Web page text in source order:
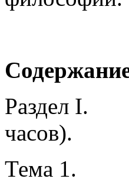
Раздел I.
часов).
Тема 1.